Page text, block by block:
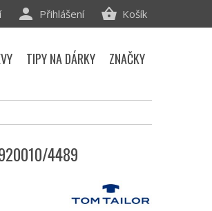
4489
Košík
Přihlášení
TIPY NA DÁRKY ZNAČKY